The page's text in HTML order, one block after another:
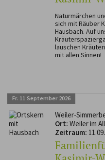
Naturmärchen
sich mit Räuber
Hausbach. Auf
lauschen
mit allen Sinnen!
Fr. 11 September 2026
Weiler-
Ort: Weiler im
Zeitraum: